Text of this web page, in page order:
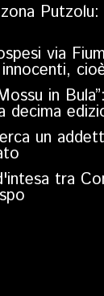
via
in
decima
un
tra